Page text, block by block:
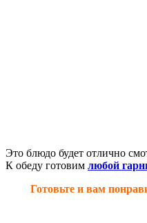
Это блюдо будет отлично
К обеду готовим любой
Готовьте и вам